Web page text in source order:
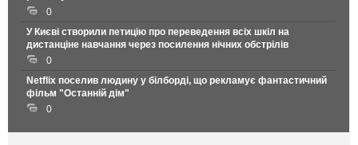
0
У Києві створили петицію про переведення всіх шкіл на
дистанціне навчання через посилення нічних обстрілів
0
Netflix поселив людину у білборді, що рекламує фантастичний
фільм "Останній дім"
0